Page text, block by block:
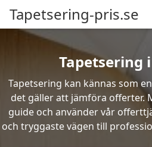
Tapetsering-pris.se
Tapetsering
Tapetsering kan kännas som
det gäller att jämföra offerter.
guide och använder vår
och tryggaste vägen till